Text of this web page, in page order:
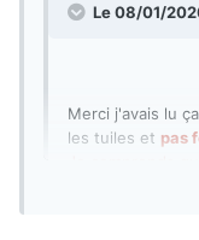
Le 08/01/
Merci j'avais lu
les tuiles et pas
ont nécessité